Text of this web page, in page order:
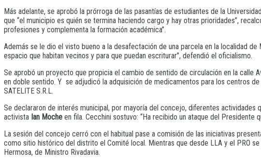
Más adelante, se aprobó la prórroga de las pasantías de estudiantes de la
que “el municipio es quién se termina haciendo cargo y hay otras prioridades”,
profesiones y complementa la formación académica”.
Además se le dio el visto bueno a la desafectación de una parcela en la localidad
espacio que habitan vecinos y para que puedan escriturar”, defendió el oficialismo.
Se aprobó un proyecto que propicia el cambio de sentido de circulación en la calle
en doble sentido. Y se adjudicó la adquisición de medicamentos para los centros de
SATELITE S.R.L.
Se declararon de interés municipal, por mayoría del concejo, diferentes actividades
activista Ian Moche en fila. Cecchini sostuvo: “Ha recibido un ataque del Presidente
La sesión del concejo cerró con el habitual pase a comisión de las iniciativas
como sitio histórico del distrito el Comité local. Mientras que desde LLA y el PRO
Hermosa, de Ministro Rivadavia.